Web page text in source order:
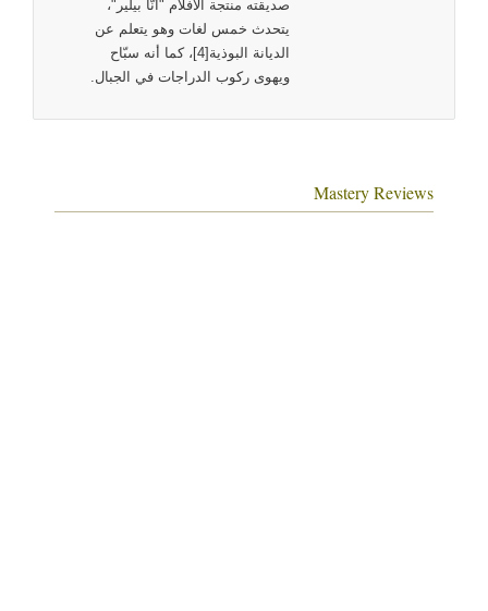
صديقته منتجة الأفلام "أنّا بيلير"،
يتحدث خمس لغات وهو يتعلم عن
الديانة البوذية[4]، كما أنه سبّاح
ويهوى ركوب الدراجات في الجبال.
Mastery Reviews